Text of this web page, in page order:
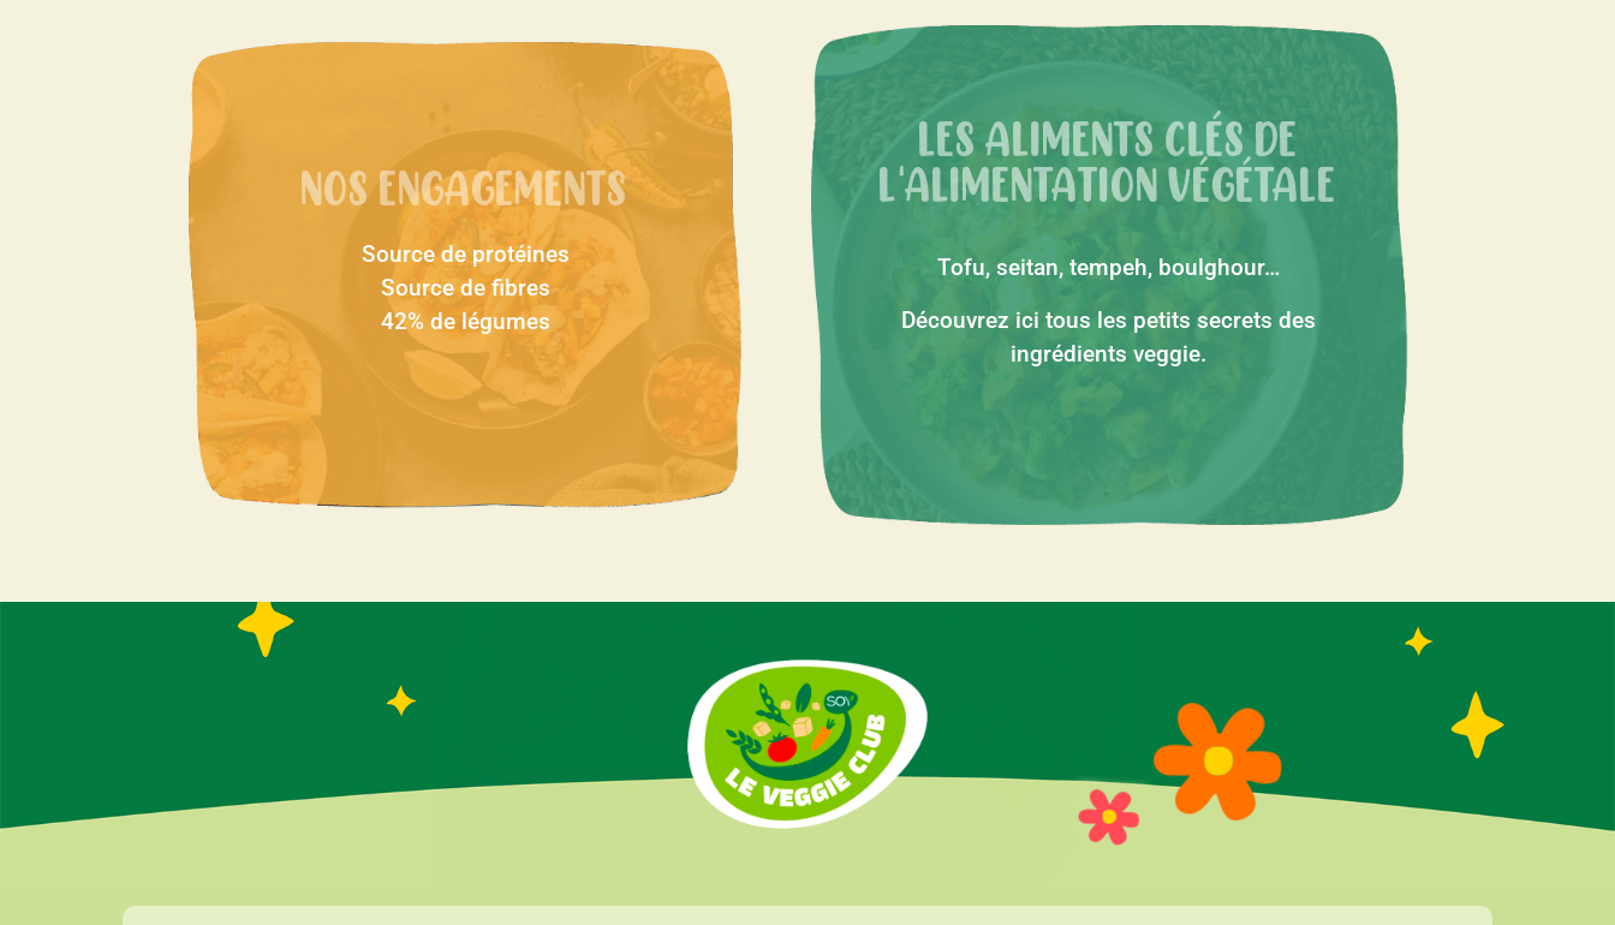
NOS ENGAGEMENTS
Source de protéines
Source de fibres
42% de légumes
LES ALIMENTS CLÉS DE
Tofu, seitan, tempeh, boulghour…
Découvrez ici tous les petits secrets des
ingrédients veggie.